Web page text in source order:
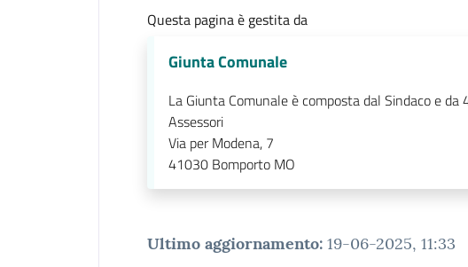
Questa pagina è gestita da
Giunta Comunale
La Giunta Comunale è composta dal Sindaco e da
Assessori
Via per Modena, 7
41030 Bomporto MO
Ultimo aggiornamento: 19-06-2025, 11:33